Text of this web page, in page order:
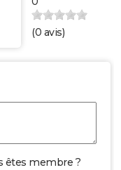
(0 avis)
êtes membre ?